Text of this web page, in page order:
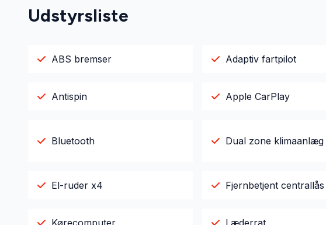
Udstyrsliste
ABS bremser Adaptiv fartpilot
Antispin Apple CarPlay
Bluetooth Dual zone klimaanlæg
El-ruder x4 Fjernbetjent centrallås
Kørecomputer Læderrat